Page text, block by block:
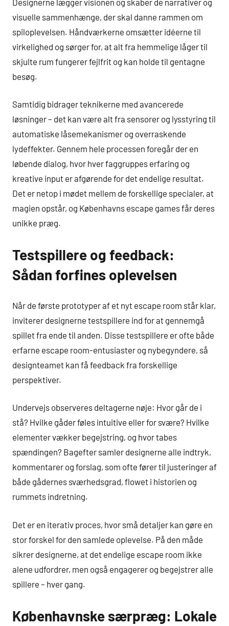
visuelle sammenhænge, der skal danne rammen om
spiloplevelsen. Håndværkerne omsætter idéerne til
virkelighed og sørger for, at alt fra hemmelige låger til
skjulte rum fungerer fejlfrit og kan holde til gentagne
besøg.
Samtidig bidrager teknikerne med avancerede
løsninger – det kan være alt fra sensorer og lysstyring til
automatiske låsemekanismer og overraskende
lydeffekter. Gennem hele processen foregår der en
løbende dialog, hvor hver faggruppes erfaring og
kreative input er afgørende for det endelige resultat.
Det er netop i mødet mellem de forskellige specialer, at
magien opstår, og Københavns escape games får deres
unikke præg.
Testspillere og feedback:
Sådan forfines oplevelsen
Når de første prototyper af et nyt escape room står klar,
inviterer designerne testspillere ind for at gennemgå
spillet fra ende til anden. Disse testspillere er ofte både
erfarne escape room-entusiaster og nybegyndere, så
designteamet kan få feedback fra forskellige
perspektiver.
Undervejs observeres deltagerne nøje: Hvor går de i
stå? Hvilke gåder føles intuitive eller for svære? Hvilke
elementer vækker begejstring, og hvor tabes
spændingen? Bagefter samler designerne alle indtryk,
kommentarer og forslag, som ofte fører til justeringer af
både gådernes sværhedsgrad, flowet i historien og
rummets indretning.
Det er en iterativ proces, hvor små detaljer kan gøre en
stor forskel for den samlede oplevelse. På den måde
sikrer designerne, at det endelige escape room ikke
alene udfordrer, men også engagerer og begejstrer alle
spillere – hver gang.
Københavnske særpræg: Lokale